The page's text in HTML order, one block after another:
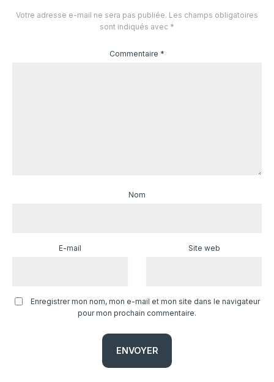
Votre adresse e-mail ne sera pas publiée. Les champs obligatoires
sont indiqués avec *
Commentaire *
Nom
E-mail Site web
Enregistrer mon nom, mon e-mail et mon site dans le navigateur
pour mon prochain commentaire.